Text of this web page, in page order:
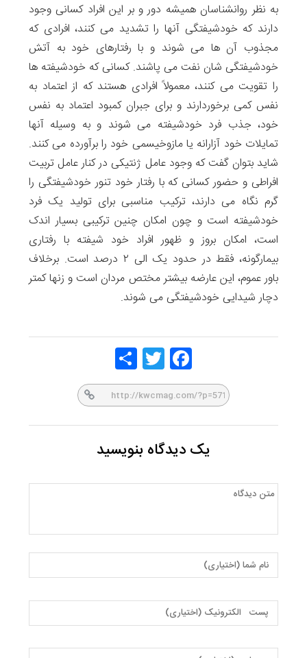
به نظر روانشناسان همیشه دور و بر این افراد کسانی وجود
دارند که خودشیفتگی آنها را تشدید می کنند، افرادی که
مجذوب آن ها می شوند و با رفتارهای خود به آتش
خودشیفتگی شان نفت می پاشند. کسانی که خودشیفته ها
را تقویت می کنند، معمولاً افرادی هستند که از اعتماد به
نفس کمی برخوردارند و برای جبران کمبود اعتماد به نفس
خود، جذب فرد خودشیفته می شوند و به وسیله آنها
تمایلات خود آزارانه یا مازوخیسمی خود را برآورده می کنند.
شاید بتوان گفت که وجود عامل ژنتیکی در کنار عامل تربیت
افراطی و حضور کسانی که با رفتار خود تنور خودشیفتگی را
گرم نگاه می دارند، ترکیب مناسبی برای تولید یک فرد
خودشیفته است و چون امکان چنین ترکیبی بسیار اندک
است، امکان بروز و ظهور افراد خود شیفته با رفتاری
بیمارگونه، فقط در حدود یک الی ۲ درصد است. برخلاف
باور عموم، این عارضه بیشتر مختص مردان است و زنها کمتر
دچار شیدایی خودشیفتگی می شوند.
Face
book
Twitt
er
یک دیدگاه بنویسید